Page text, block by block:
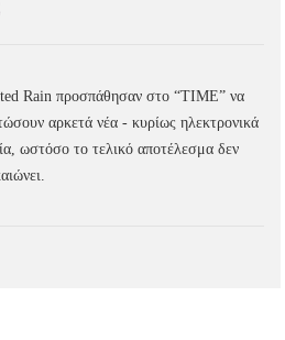
Rain προσπάθησαν στο “TIME” να
αρκετά νέα - κυρίως ηλεκτρονικά
ωστόσο το τελικό αποτέλεσμα δεν